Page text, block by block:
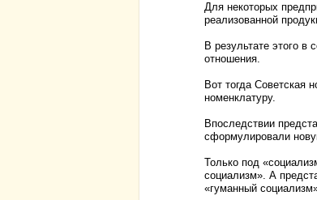
Для некоторых
реализованной
В результате этого в
отношения.
Вот тогда Советская
номенклатуру.
Впоследствии
сформулировали
Только под
социализм». А
«гуманный